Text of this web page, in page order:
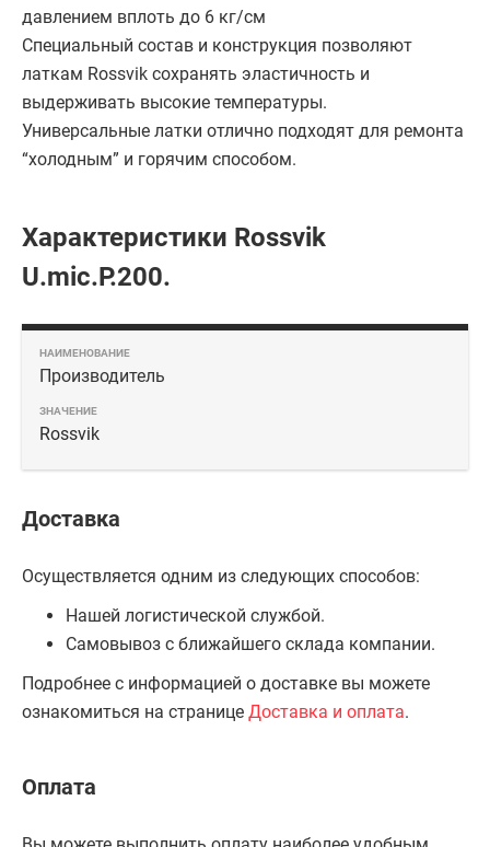
давлением вплоть до 6 кг/см
Специальный состав и конструкция позволяют
латкам Rossvik сохранять эластичность и
выдерживать высокие температуры.
Универсальные латки отлично подходят для ремонта
“холодным” и горячим способом.
Характеристики Rossvik
U.mic.P.200.
Производитель
Rossvik
Доставка
Осуществляется одним из следующих способов:
Нашей логистической службой.
Самовывоз с ближайшего склада компании.
Подробнее с информацией о доставке вы можете
ознакомиться на странице Доставка и оплата.
Оплата